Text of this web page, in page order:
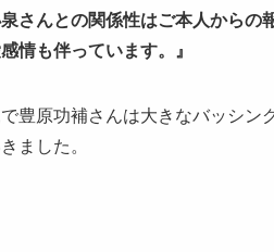
さんとの関係性はご本人からの
情も伴っています。』
豊原功補さんは大きなバッシン
ました。